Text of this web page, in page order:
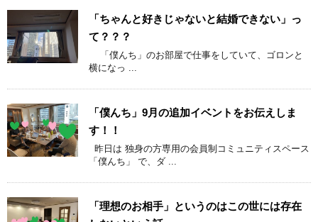
「ちゃんと好きじゃないと結婚できない」っ
て？？？
「僕んち」のお部屋で仕事をしていて、ゴロンと
横になっ ...
「僕んち」9月の追加イベントをお伝えしま
す！！
昨日は 独身の方専用の会員制コミュニティスペース
「僕んち」 で、ダ ...
「理想のお相手」というのはこの世には存在